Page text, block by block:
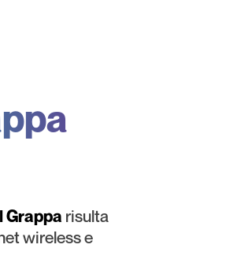
Grappa risulta
wireless e